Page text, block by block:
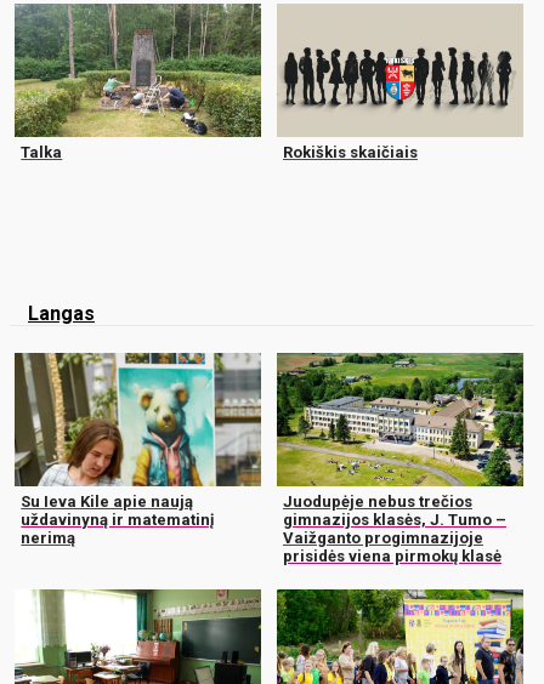
Talka Rokiškis skaičiais
Langas
Su Ieva Kile apie naują
uždavinyną ir matematinį
nerimą
Juodupėje nebus trečios
gimnazijos klasės, J. Tumo –
Vaižganto progimnazijoje
prisidės viena pirmokų klasė